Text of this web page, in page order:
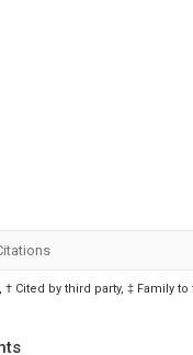
† Cited by third party, ‡ Family